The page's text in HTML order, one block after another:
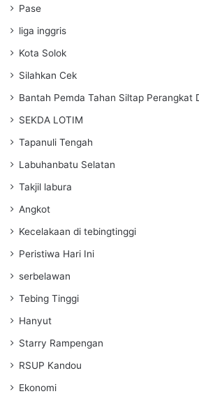
Pase
liga inggris
Kota Solok
Silahkan Cek
Bantah Pemda Tahan Siltap Perangkat
SEKDA LOTIM
Tapanuli Tengah
Labuhanbatu Selatan
Takjil labura
Angkot
Kecelakaan di tebingtinggi
Peristiwa Hari Ini
serbelawan
Tebing Tinggi
Hanyut
Starry Rampengan
RSUP Kandou
Ekonomi